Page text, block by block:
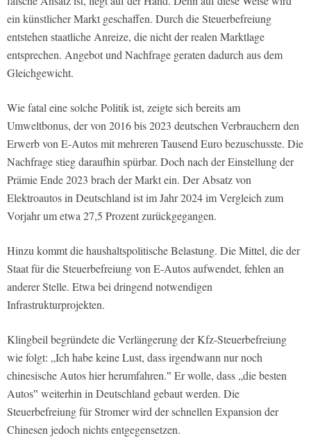
ein künstlicher Markt geschaffen. Durch die Steuerbefreiung
entstehen staatliche Anreize, die nicht der realen Marktlage
entsprechen. Angebot und Nachfrage geraten dadurch aus dem
Gleichgewicht.
Wie fatal eine solche Politik ist, zeigte sich bereits am
Umweltbonus, der von 2016 bis 2023 deutschen Verbrauchern den
Erwerb von E-Autos mit mehreren Tausend Euro bezuschusste. Die
Nachfrage stieg daraufhin spürbar. Doch nach der Einstellung der
Prämie Ende 2023 brach der Markt ein. Der Absatz von
Elektroautos in Deutschland ist im Jahr 2024 im Vergleich zum
Vorjahr um etwa 27,5 Prozent zurückgegangen.
Hinzu kommt die haushaltspolitische Belastung. Die Mittel, die der
Staat für die Steuerbefreiung von E-Autos aufwendet, fehlen an
anderer Stelle. Etwa bei dringend notwendigen
Infrastrukturprojekten.
Klingbeil begründete die Verlängerung der Kfz-Steuerbefreiung
wie folgt: „Ich habe keine Lust, dass irgendwann nur noch
chinesische Autos hier herumfahren.‟ Er wolle, dass „die besten
Autos‟ weiterhin in Deutschland gebaut werden. Die
Steuerbefreiung für Stromer wird der schnellen Expansion der
Chinesen jedoch nichts entgegensetzen.